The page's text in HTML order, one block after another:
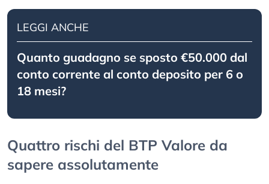
LEGGI ANCHE
Quanto guadagno se sposto €50.000 dal
conto corrente al conto deposito per 6 o
18 mesi?
Quattro rischi del BTP Valore da
sapere assolutamente